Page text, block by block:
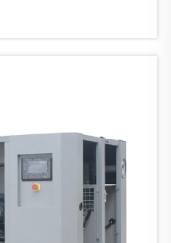
są precyzyjnie
i żeński – o